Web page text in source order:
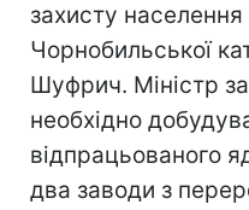
захисту населення
Чорнобильської
Шуфрич. Міністр
необхідно
відпрацьованого
два заводи з